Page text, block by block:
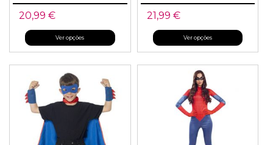
20,99 €
Ver opções
21,99 €
Ver opções